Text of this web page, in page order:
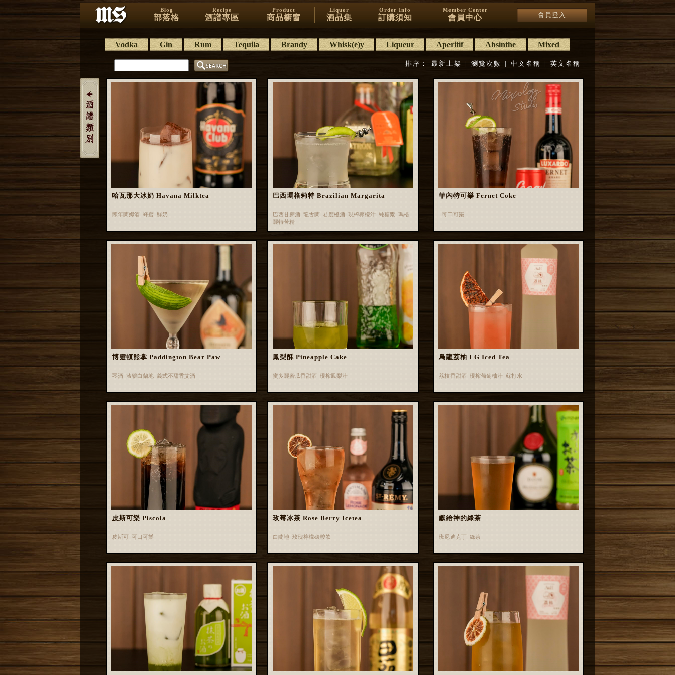
Blog
部落格
Recipe
酒譜專區
Product
商品櫥窗
Liquor
酒品集
Order Info
訂購須知
Member Center
會員中心 會員登入
Vodka Gin Rum Tequila Brandy Whisk(e)y Liqueur Aperitif Absinthe Mixed
排序： 最新上架 | 瀏覽次數 | 中文名稱 | 英文名稱
哈瓦那大冰奶 Havana Milktea
陳年蘭姆酒 蜂蜜 鮮奶
巴西瑪格莉特 Brazilian Margarita
巴西甘蔗酒 龍舌蘭 君度橙酒 現榨檸檬汁 純糖漿 瑪格
麗特苦精
菲內特可樂 Fernet Coke
可口可樂
博靈頓熊掌 Paddington Bear Paw
琴酒 渣釀白蘭地 義式不甜香艾酒
鳳梨酥 Pineapple Cake
蜜多麗蜜瓜香甜酒 現榨鳳梨汁
烏龍荔柚 LG Iced Tea
荔枝香甜酒 現榨葡萄柚汁 蘇打水
皮斯可樂 Piscola
皮斯可 可口可樂
玫莓冰茶 Rose Berry Icetea
白蘭地 玫瑰檸檬碳酸飲
獻給神的綠茶
班尼迪克丁 綠茶